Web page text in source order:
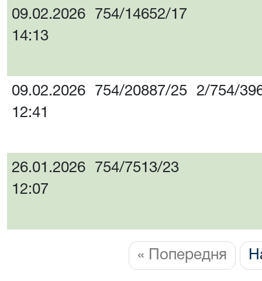
09.02.2026
14:13
754/14652/17
09.02.2026
12:41
754/20887/25 2/754/
26.01.2026
12:07
754/7513/23
« Попередня